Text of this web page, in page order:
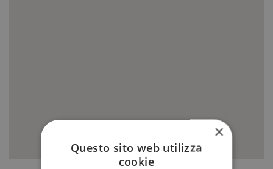
×
Questo sito web utilizza
cookie